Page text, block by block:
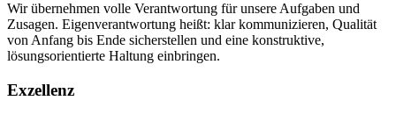
Wir übernehmen volle Verantwortung für unsere Aufgaben und
Zusagen. Eigenverantwortung heißt: klar kommunizieren, Qualität
von Anfang bis Ende sicherstellen und eine konstruktive,
lösungsorientierte Haltung einbringen.
Exzellenz